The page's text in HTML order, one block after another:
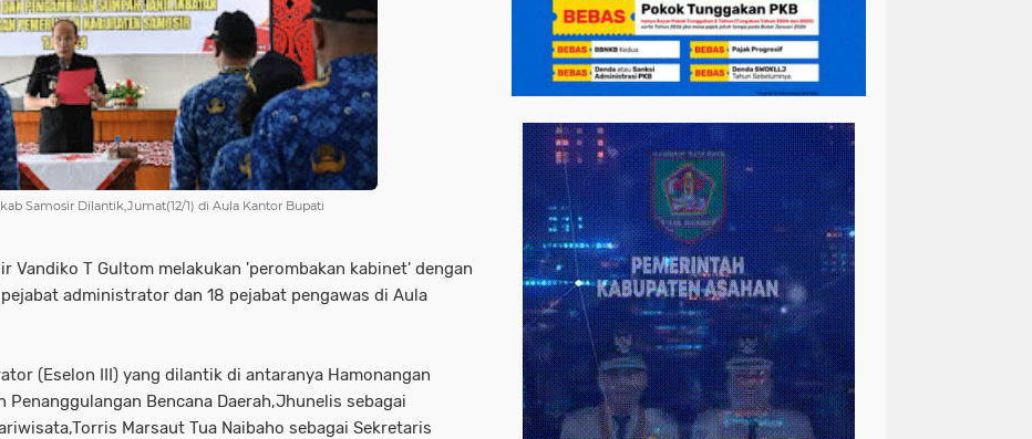
Samosir Dilantik,Jumat(12/1) di Aula Kantor Bupati
Vandiko T Gultom melakukan 'perombakan kabinet' dengan
administrator dan 18 pejabat pengawas di Aula
(Eselon III) yang dilantik di antaranya Hamonangan
Penanggulangan Bencana Daerah,Jhunelis sebagai
Marsaut Tua Naibaho sebagai Sekretaris